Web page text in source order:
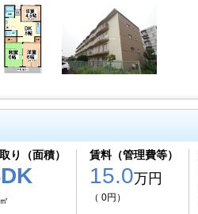
り（面積） 賃料（管理費等）
15.0万円
（ 0円）